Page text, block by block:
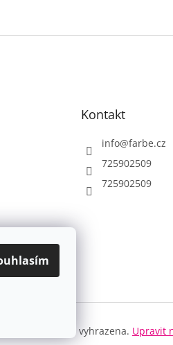
Kontakt
info@farbe.cz
725902509
725902509
. Všechna práva vyhrazena. Upravit